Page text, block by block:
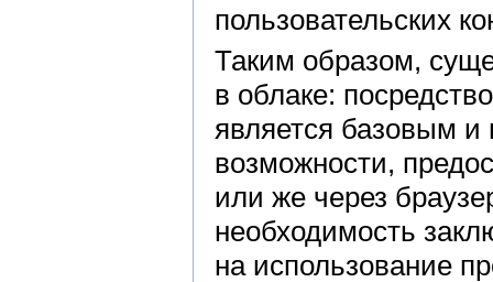
пользовательских
Таким образом,
в облаке:
является базовым и
возможности,
или же через
необходимость
на использование